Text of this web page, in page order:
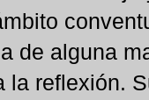
de alguna
la reflexión.